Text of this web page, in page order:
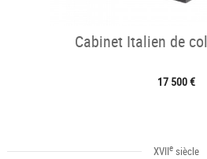
Cabinet Italien de
17 500 €
XVIIesiècle